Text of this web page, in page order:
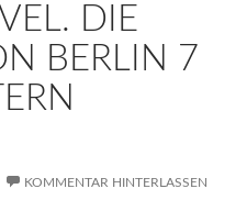
DIE
BERLIN 7
KOMMENTAR HINTERLASSEN